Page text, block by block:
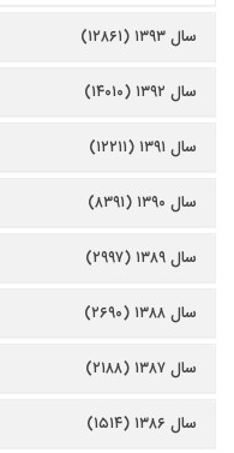
سال ۱۳۹۳ (۱۲۸۶۱)
سال ۱۳۹۲ (۱۴۰۱۰)
سال ۱۳۹۱ (۱۲۲۱۱)
سال ۱۳۹۰ (۸۳۹۱)
سال ۱۳۸۹ (۲۹۹۷)
سال ۱۳۸۸ (۲۶۹۰)
سال ۱۳۸۷ (۲۱۸۸)
سال ۱۳۸۶ (۱۵۱۴)